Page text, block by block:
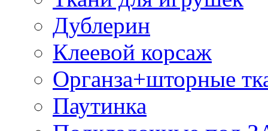
Дублерин
Клеевой корсаж
Органза+шторные
Паутинка